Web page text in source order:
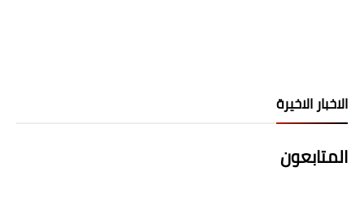
الاخبار الاخيرة
المتابعون